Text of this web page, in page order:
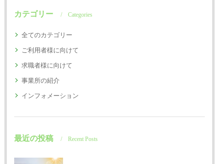
カテゴリー Categories
全てのカテゴリー
ご利用者様に向けて
求職者様に向けて
事業所の紹介
インフォメーション
最近の投稿 Recent Posts